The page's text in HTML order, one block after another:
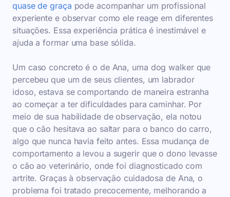
quase de graça pode acompanhar um profissional
experiente e observar como ele reage em diferentes
situações. Essa experiência prática é inestimável e
ajuda a formar uma base sólida.
Um caso concreto é o de Ana, uma dog walker que
percebeu que um de seus clientes, um labrador
idoso, estava se comportando de maneira estranha
ao começar a ter dificuldades para caminhar. Por
meio de sua habilidade de observação, ela notou
que o cão hesitava ao saltar para o banco do carro,
algo que nunca havia feito antes. Essa mudança de
comportamento a levou a sugerir que o dono levasse
o cão ao veterinário, onde foi diagnosticado com
artrite. Graças à observação cuidadosa de Ana, o
problema foi tratado precocemente, melhorando a